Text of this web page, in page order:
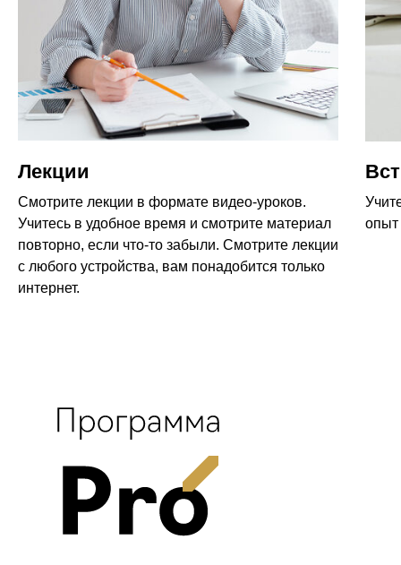
Лекции
Смотрите лекции в формате видео-уроков.
Учитесь в удобное время и смотрите материал
повторно, если что-то забыли. Смотрите лекции
с любого устройства, вам понадобится только
интернет.
опыт